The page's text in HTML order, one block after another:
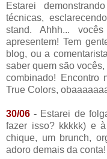
Estarei
técnicas,
stand. Ahhh...
apresentem! Tem
blog, ou a
saber quem são
combinado! Encontro
True Colors,
30/06 - Estarei de
fazer isso? kkkkk) e
chique, um brunch,
adoro demais da conta!